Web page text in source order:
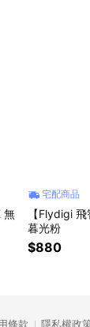
無
宅配商品
【Flydigi
暮光粉
$880
條款 隱私權政